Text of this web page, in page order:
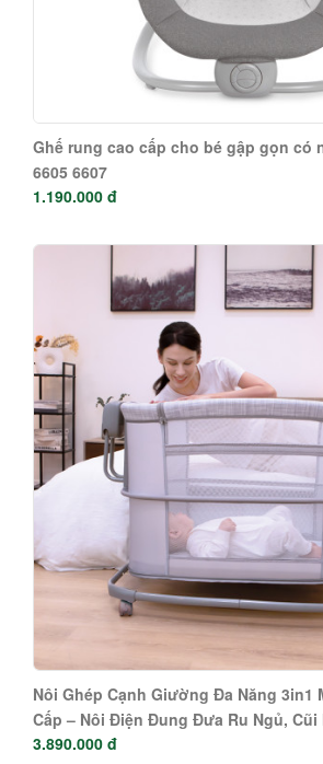
Ghế rung cao cấp cho bé gập gọn có
6605 6607
1.190.000 đ
Nôi Ghép Cạnh Giường Đa Năng 3in1
Cấp – Nôi Điện Đung Đưa Ru Ngủ, Cũi
An Toàn
3.890.000 đ